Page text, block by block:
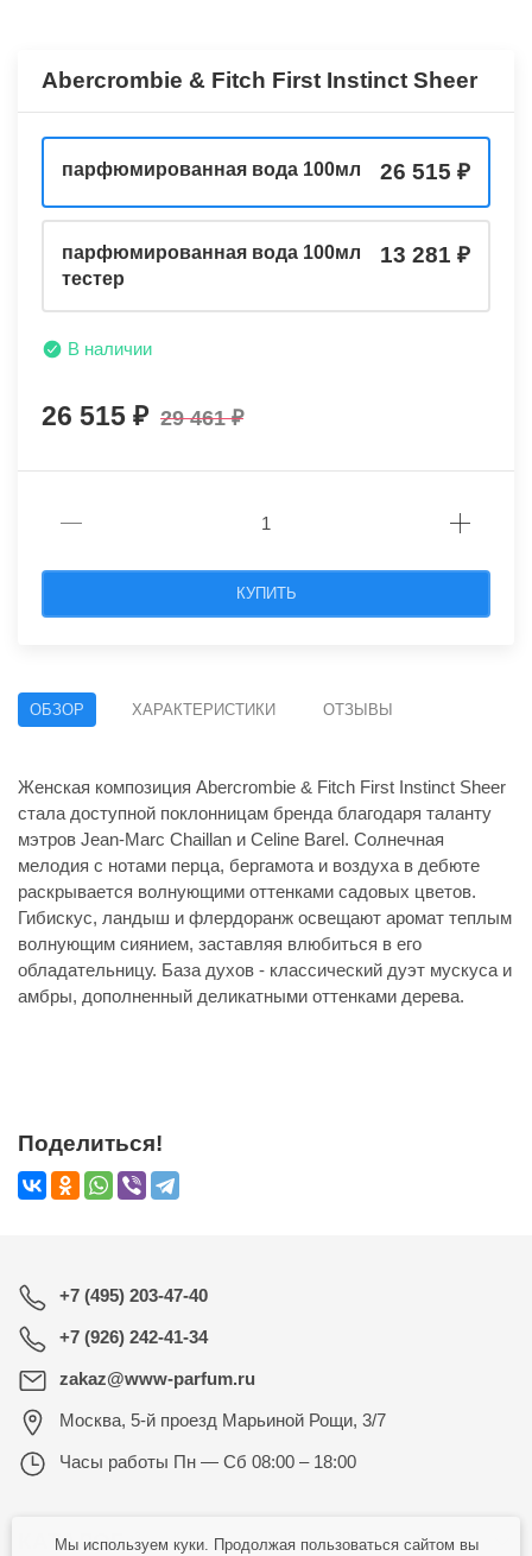
Abercrombie & Fitch First Instinct Sheer
парфюмированная вода 100мл 26 515
парфюмированная вода 100мл
тестер
13 281
В наличии
26 515 29 461
КУПИТЬ
ОБЗОР ХАРАКТЕРИСТИКИ ОТЗЫВЫ
Женская композиция Abercrombie & Fitch First Instinct Sheer
стала доступной поклонницам бренда благодаря таланту
мэтров Jean-Marc Chaillan и Celine Barel. Солнечная
мелодия с нотами перца, бергамота и воздуха в дебюте
раскрывается волнующими оттенками садовых цветов.
Гибискус, ландыш и флердоранж освещают аромат теплым
волнующим сиянием, заставляя влюбиться в его
обладательницу. База духов - классический дуэт мускуса и
амбры, дополненный деликатными оттенками дерева.
Поделиться!
+7 (495) 203-47-40
+7 (926) 242-41-34
zakaz@www-parfum.ru
Москва, 5-й проезд Марьиной Рощи, 3/7
Часы работы Пн — Сб 08:00 – 18:00
КАТАЛОГ
Мы используем куки. Продолжая пользоваться сайтом вы